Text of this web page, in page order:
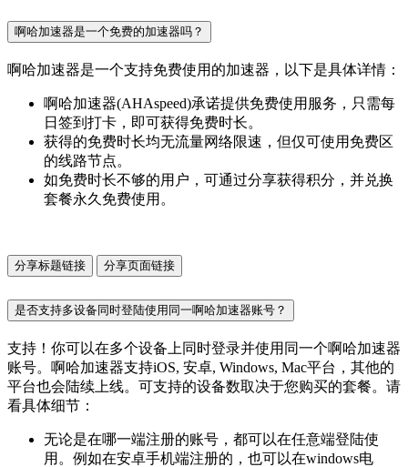
啊哈加速器是一个免费的加速器吗？
啊哈加速器是一个支持免费使用的加速器，以下是具体详情：
啊哈加速器(AHAspeed)承诺提供免费使用服务，只需每
日签到打卡，即可获得免费时长。
获得的免费时长均无流量网络限速，但仅可使用免费区
的线路节点。
如免费时长不够的用户，可通过分享获得积分，并兑换
套餐永久免费使用。
分享标题链接 分享页面链接
是否支持多设备同时登陆使用同一啊哈加速器账号？
支持！你可以在多个设备上同时登录并使用同一个啊哈加速器
账号。啊哈加速器支持iOS, 安卓, Windows, Mac平台，其他的
平台也会陆续上线。可支持的设备数取决于您购买的套餐。请
看具体细节：
无论是在哪一端注册的账号，都可以在任意端登陆使
用。例如在安卓手机端注册的，也可以在windows电